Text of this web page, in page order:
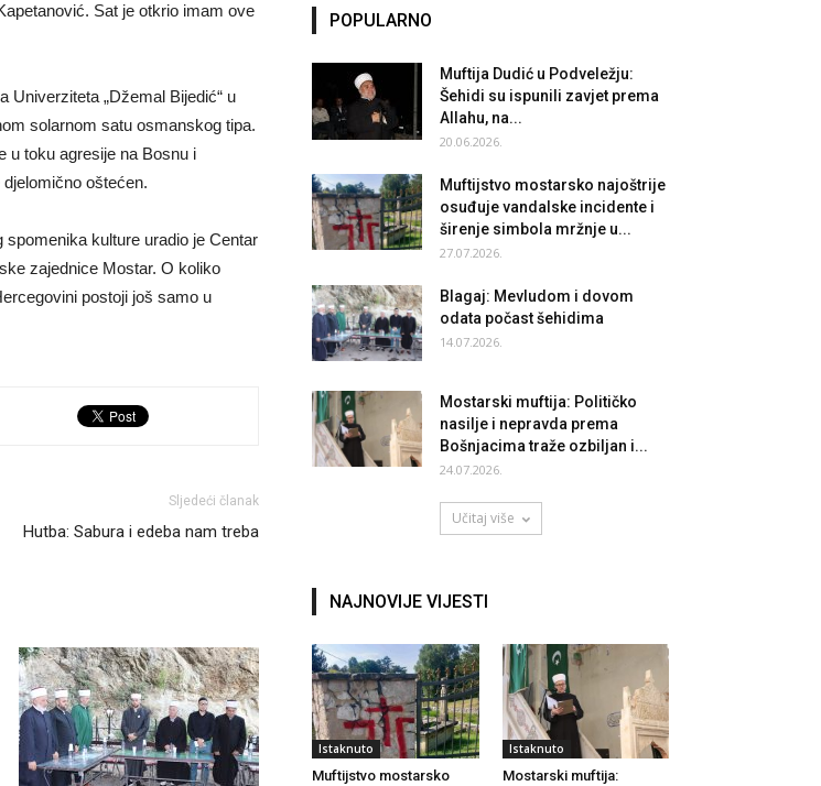
Sat je otkrio imam ove
Univerziteta „Džemal Bijedić“ u
solarnom satu osmanskog tipa.
u toku agresije na Bosnu i
oštećen.
kulture uradio je Centar
zajednice Mostar. O koliko
postoji još samo u
Sljedeći članak
Hutba: Sabura i edeba nam treba
POPULARNO
Muftija Dudić u Podveležju:
Šehidi su ispunili zavjet prema
Allahu, na...
20.06.2026.
Muftijstvo mostarsko najoštrije
osuđuje vandalske incidente i
širenje simbola mržnje u...
27.07.2026.
Blagaj: Mevludom i dovom
odata počast šehidima
14.07.2026.
Mostarski muftija: Političko
nasilje i nepravda prema
Bošnjacima traže ozbiljan i...
24.07.2026.
Učitaj više
NAJNOVIJE VIJESTI
Istaknuto
Muftijstvo mostarsko
Istaknuto
Mostarski muftija: